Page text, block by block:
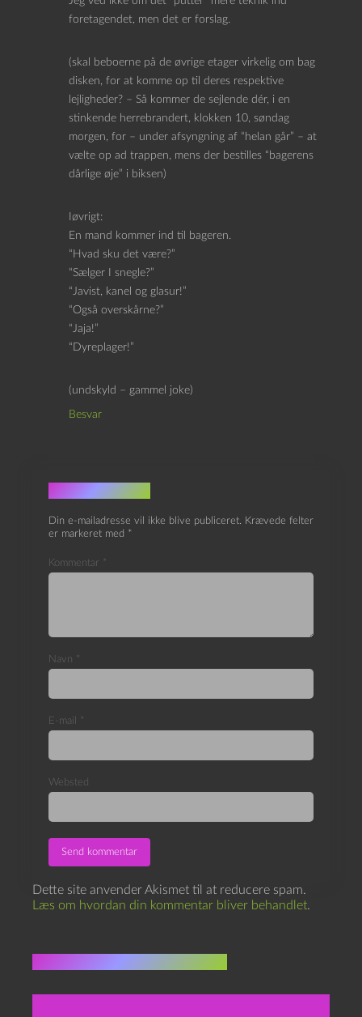
foretagendet, men det er forslag.
(skal beboerne på de øvrige etager virkelig om bag
disken, for at komme op til deres respektive
lejligheder? – Så kommer de sejlende dér, i en
stinkende herrebrandert, klokken 10, søndag
morgen, for – under afsyngning af “helan går” – at
vælte op ad trappen, mens der bestilles “bagerens
dårlige øje” i biksen)
Iøvrigt:
En mand kommer ind til bageren.
“Hvad sku det være?”
“Sælger I snegle?”
“Javist, kanel og glasur!”
“Også overskårne?”
“Jaja!”
“Dyreplager!”
(undskyld – gammel joke)
Besvar
Skriv et svar
Din e-mailadresse vil ikke blive publiceret. Krævede felter
er markeret med *
Kommentar *
Navn *
E-mail *
Websted
Dette site anvender Akismet til at reducere spam.
Læs om hvordan din kommentar bliver behandlet.